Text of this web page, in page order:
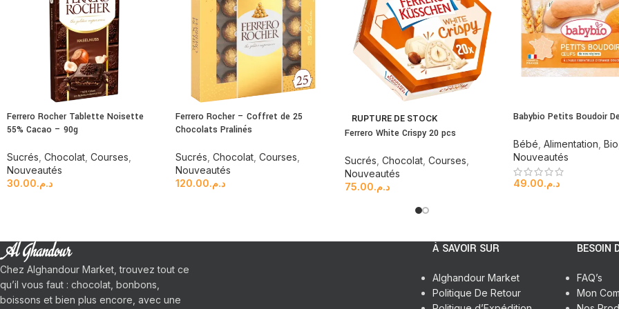
Ferrero Rocher Tablette Noisette
55% Cacao – 90g
Sucrés, Chocolat, Courses,
Nouveautés
د.م.30.00
Ferrero Rocher – Coffret de 25
Chocolats Pralinés
Sucrés, Chocolat, Courses,
Nouveautés
د.م.120.00
RUPTURE DE STOCK
Ferrero White Crispy 20 pcs
Sucrés, Chocolat, Courses,
Nouveautés
د.م.75.00
Babybio Petits Boudoir
Bébé, Alimentation, Bio
Nouveautés
د.م.49.00
Chez Alghandour Market, trouvez tout ce
qu’il vous faut : chocolat, bonbons,
boissons et bien plus encore, avec une
À SAVOIR SUR
Alghandour Market
Politique De Retour
BESOIN
FAQ’s
Mon